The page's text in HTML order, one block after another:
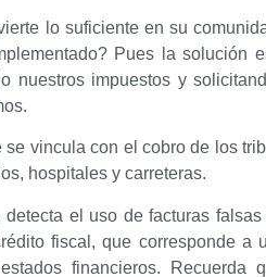
lo suficiente en su
Pues la solución
nuestros impuestos y
vincula con el cobro de los
hospitales y carreteras.
el uso de facturas
fiscal, que corresponde a
financieros. Recuerda